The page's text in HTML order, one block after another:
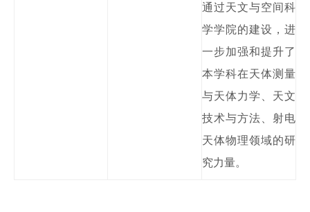
通过天文与空间科
学学院的建设，进
一步加强和提升了
本学科在天体测量
与天体力学、天文
技术与方法、射电
天体物理领域的研
究力量。